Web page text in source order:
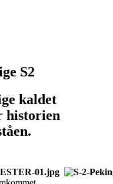
S2
kaldet
historien